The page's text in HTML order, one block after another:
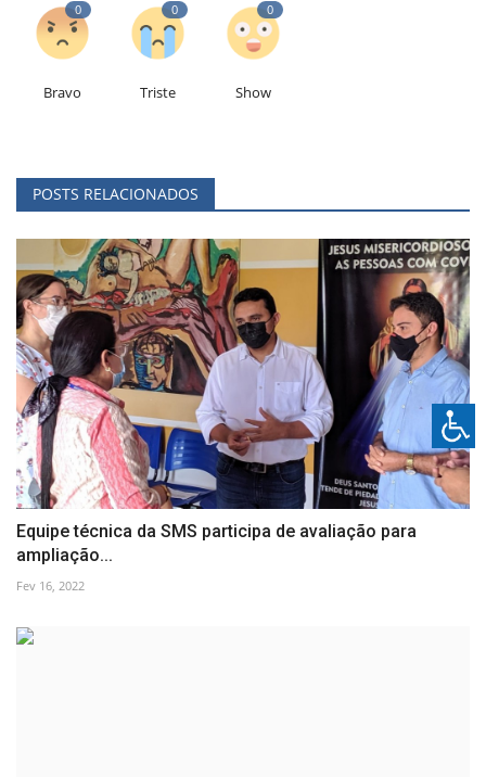
0
Bravo
0
Triste
0
Show
POSTS RELACIONADOS
Equipe técnica da SMS participa de avaliação para
ampliação...
Fev 16, 2022